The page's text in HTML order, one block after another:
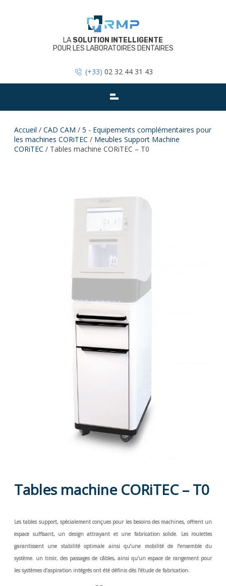
LA SOLUTION INTELLIGENTE
POUR LES LABORATOIRES DENTAIRES
(+33) 02 32 44 31 43
Accueil / CAD CAM / 5 - Equipements complémentaires pour
les machines CORiTEC / Meubles Support Machine
CORiTEC / Tables machine CORiTEC – T0
Tables machine CORiTEC – T0
Les tables support, spécialement conçues pour les besoins des machines, offrent un
espace suffisant, un design attrayant et une fabrication solide. Les roulettes
garantissent une stabilité optimale ainsi qu’une mobilité de l’ensemble du
système. un tiroir, des passages de câbles, ainsi qu’un espace de rangement pour
les systèmes d’aspiration intégrés ont été définis dès l’étude de fabrication.